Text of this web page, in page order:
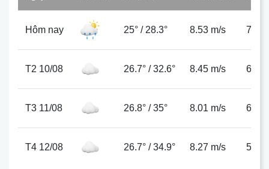
Hôm nay 25° / 28.3° 8.53 m/s 78%
T2 10/08 26.7° /32.6° 8.45 m/s 66%
T3 11/08 26.8° /35° 8.01 m/s 65%
T4 12/08 26.7° /34.9° 8.27 m/s 57%